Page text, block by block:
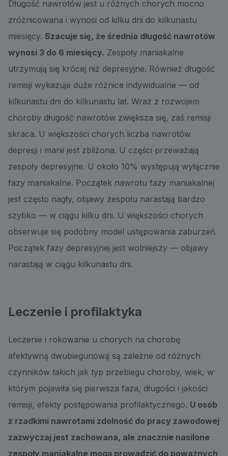
Długość nawrotów jest u różnych chorych mocno
zróżnicowana i wynosi od kilku dni do kilkunastu
miesięcy. Szacuje się, że średnia długość nawrotów
wynosi 3 do 6 miesięcy. Zespoły maniakalne
utrzymują się krócej niż depresyjne. Również długość
remisji wykazuje duże różnice indywidualne — od
kilkunastu dni do kilkunastu lat. Wraz z rozwojem
choroby długość nawrotów zwiększa się, zaś remisji
skraca. U większości chorych liczba nawrotów
depresji i manii jest zbliżona. U części przeważają
zespoły depresyjne. U około 10% występują wyłącznie
fazy maniakalne. Początek nawrotu fazy maniakalnej
jest często nagły, objawy zespołu narastają bardzo
szybko — w ciągu kilku dni. U większości chorych
obserwuje się podobny model ustępowania zaburzeń.
Początek fazy depresyjnej jest wolniejszy — objawy
narastają w ciągu kilkunastu dni.
Leczenie i profilaktyka
Leczenie i rokowanie u chorych na chorobę
afektywną dwubiegunową są zależne od różnych
czynników takich jak typ przebiegu choroby, wiek, w
którym pojawiła się pierwsza faza, długości i jakości
remisji, efekty postępowania profilaktycznego. U osób
z rzadkimi nawrotami zdolność do pracy zawodowej
zazwyczaj jest zachowana, ale znacznie nasilone
zespoły maniakalne mogą prowadzić do poważnych